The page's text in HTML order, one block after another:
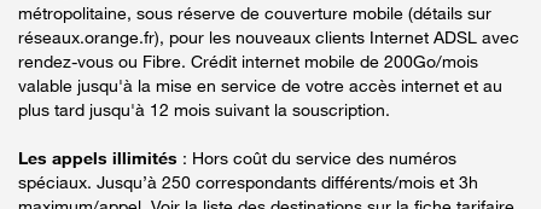
métropolitaine, sous réserve de couverture mobile (détails sur
réseaux.orange.fr), pour les nouveaux clients Internet ADSL avec
rendez-vous ou Fibre. Crédit internet mobile de 200Go/mois
valable jusqu'à la mise en service de votre accès internet et au
plus tard jusqu'à 12 mois suivant la souscription.
Les appels illimités : Hors coût du service des numéros
spéciaux. Jusqu’à 250 correspondants différents/mois et 3h